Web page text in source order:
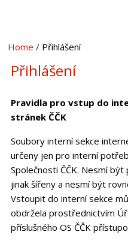
Home Přihlášení
Přihlášení
Pravidla pro vstup do
stránek ČČK
Soubory interní sekce
určeny jen pro interní
Společnosti ČČK. Nesmí
jinak šířeny a nesmí být
Vstoupit do interní sekce
obdržela prostřednictvím
příslušného OS ČČK